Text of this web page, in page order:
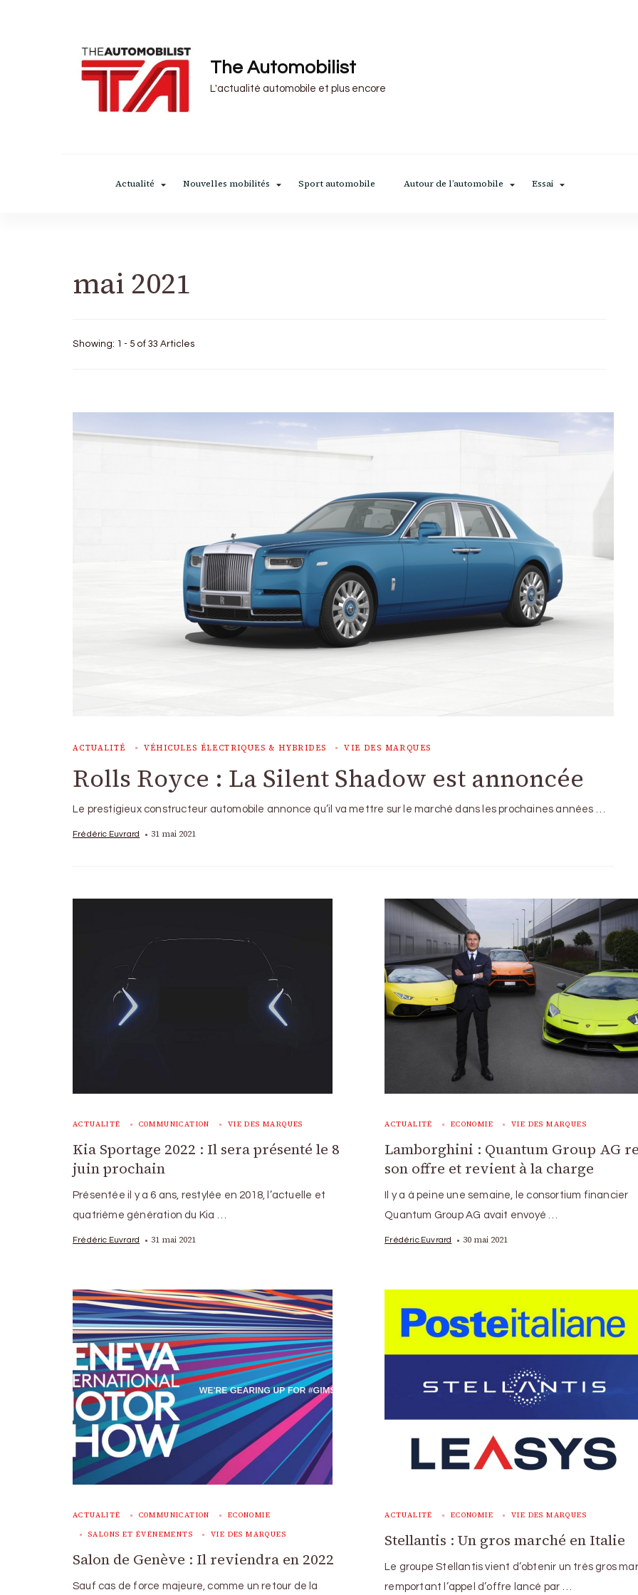
The Automobilist
L'actualité automobile et plus encore
Actualité Nouvelles mobilités Sport automobile Autour de l’automobile Essai
mai 2021
Showing: 1 - 5 of 33 Articles
ACTUALITÉ VÉHICULES ÉLECTRIQUES & HYBRIDES VIE DES MARQUES
Rolls Royce : La Silent Shadow est annoncée
Le prestigieux constructeur automobile annonce qu’il va mettre sur le marché dans les prochaines années …
Frédéric Euvrard 31 mai 2021
ACTUALITÉ COMMUNICATION VIE DES MARQUES
Kia Sportage 2022 : Il sera présenté le 8
juin prochain
Présentée il y a 6 ans, restylée en 2018, l’actuelle et
quatrième génération du Kia …
Frédéric Euvrard 31 mai 2021
ACTUALITÉ ECONOMIE VIE DES MARQUES
Lamborghini : Quantum Group AG
son offre et revient à la charge
Il y a à peine une semaine, le consortium financier
Quantum Group AG avait envoyé …
Frédéric Euvrard 30 mai 2021
ACTUALITÉ COMMUNICATION ECONOMIE
SALONS ET ÉVÉNEMENTS VIE DES MARQUES
Salon de Genève : Il reviendra en 2022
Sauf cas de force majeure, comme un retour de la
ACTUALITÉ ECONOMIE VIE DES MARQUES
Stellantis : Un gros marché en Italie
Le groupe Stellantis vient d’obtenir un très gros
remportant l’appel d’offre lancé par …